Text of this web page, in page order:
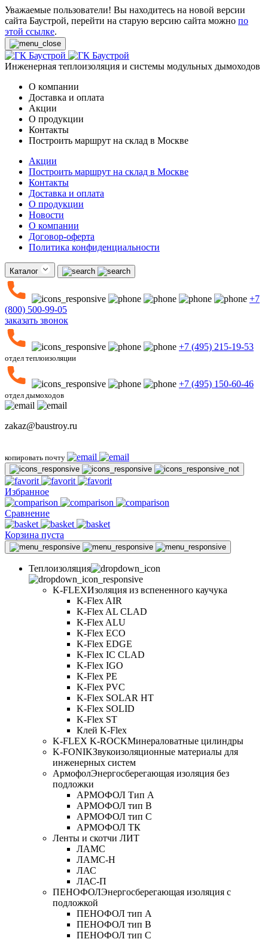
Уважаемые пользователи! Вы находитесь на новой версии
сайта Баустрой, перейти на старую версию сайта можно по
этой ссылке.
Инженерная теплоизоляция и системы модульных дымоходов
О компании
Доставка и оплата
Акции
О продукции
Контакты
Построить маршрут на склад в Москве
Акции
Построить маршрут на склад в Москве
Контакты
Доставка и оплата
О продукции
Новости
О компании
Договор-оферта
Политика конфиденциальности
Каталог
+7
(800) 500-99-05
заказать звонок
+7 (495) 215-19-53
отдел теплоизоляции
+7 (495) 150-60-46
отдел дымоходов
zakaz@baustroy.ru
копировать почту
Избранное
Сравнение
Корзина пуста
Теплоизоляция
K-FLEXИзоляция из вспененного каучука
K-Flex AIR
K-Flex AL CLAD
K-Flex ALU
K-Flex ECO
K-Flex EDGE
K-Flex IC CLAD
K-Flex IGO
K-Flex PE
K-Flex PVC
K-Flex SOLAR HT
K-Flex SOLID
K-Flex ST
Клей K-Flex
K-FLEX K-ROCKМинераловатные цилиндры
K-FONIKЗвукоизоляционные материалы для
инженерных систем
АрмофолЭнергосберегающая изоляция без
подложки
АРМОФОЛ Тип А
АРМОФОЛ тип В
АРМОФОЛ тип C
АРМОФОЛ ТК
Ленты и скотчи ЛИТ
ЛАМС
ЛАМС-Н
ЛАС
ЛАС-П
ПЕНОФОЛЭнергосберегающая изоляция с
подложкой
ПЕНОФОЛ тип А
ПЕНОФОЛ тип B
ПЕНОФОЛ тип C